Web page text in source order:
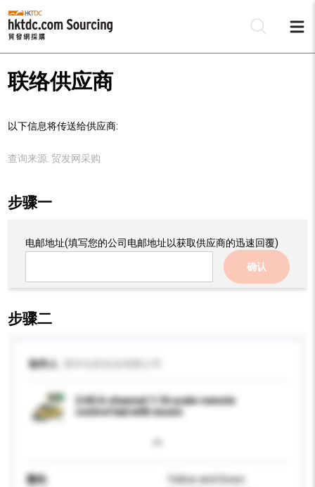
联络供应商
以下信息将传送给供应商:
查询来源: 贸发网采购
步骤一
电邮地址(填写您的公司电邮地址以获取供应商的迅速回覆)
确认
步骤二
收件人
2.4G 6-channel 1:16 scale remote
control taxi with music
颜色
Yellow and Green